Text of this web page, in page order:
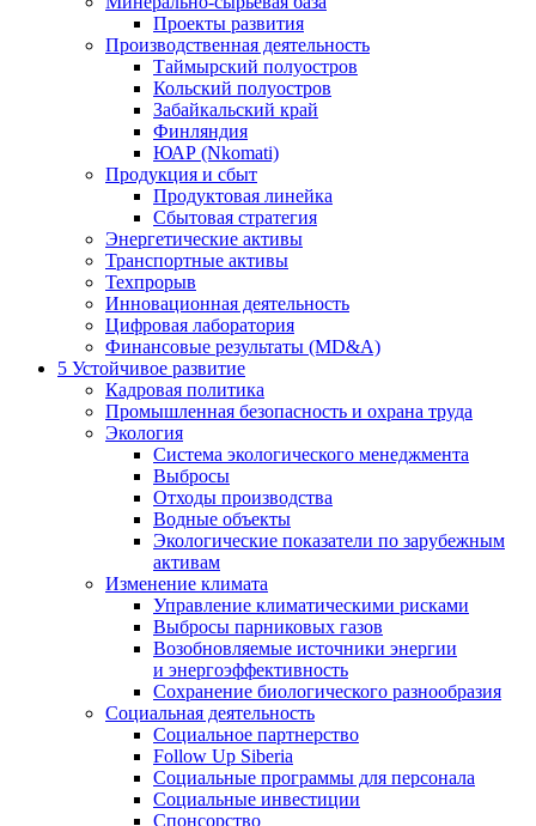
Проекты развития
Производственная деятельность
Таймырский полуостров
Кольский полуостров
Забайкальский край
Финляндия
ЮАР (Nkomati)
Продукция и сбыт
Продуктовая линейка
Сбытовая стратегия
Энергетические активы
Транспортные активы
Техпрорыв
Инновационная деятельность
Цифровая лаборатория
Финансовые результаты (MD&A)
5 Устойчивое развитие
Кадровая политика
Промышленная безопасность и охрана труда
Экология
Система экологического менеджмента
Выбросы
Отходы производства
Водные объекты
Экологические показатели по зарубежным
активам
Изменение климата
Управление климатическими рисками
Выбросы парниковых газов
Возобновляемые источники энергии
и энергоэффективность
Сохранение биологического разнообразия
Социальная деятельность
Социальное партнерство
Follow Up Siberia
Социальные программы для персонала
Социальные инвестиции
Спонсорство